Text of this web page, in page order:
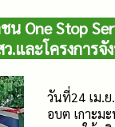
น One Stop
และโครงการ
วันที่24 เม.ย
อบต เกาะม